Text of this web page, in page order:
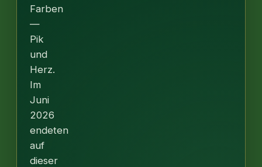
Farben
—
Pik
und
Herz.
Im
Juni
2026
endeten
auf
dieser